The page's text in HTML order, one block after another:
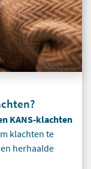
KANS-klachten
klachten te
herhaalde